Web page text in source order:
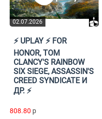
02.07.2026
⚡️ UPLAY ⚡️ FOR
HONOR, TOM
CLANCY'S RAINBOW
SIX SIEGE, ASSASSIN'S
CREED SYNDICATE И
ДР. ⚡️
808.80 p